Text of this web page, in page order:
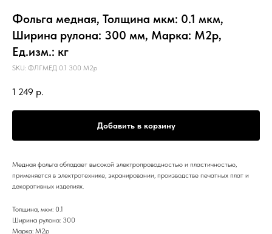
Фольга медная, Толщина мкм: 0.1 мкм,
Ширина рулона: 300 мм, Марка: М2р,
Ед.изм.: кг
SKU: ФЛГМЕД 0.1 300 М2р
1 249 р.
Добавить в корзину
Медная фольга обладает высокой электропроводностью и пластичностью,
применяется в электротехнике, экранировании, производстве печатных плат и
декоративных изделиях.
Толщина, мкм: 0.1
Ширина рулона: 300
Марка: М2р